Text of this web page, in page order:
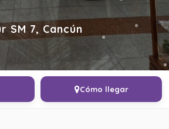
SM 7, Cancún
Cómo llegar